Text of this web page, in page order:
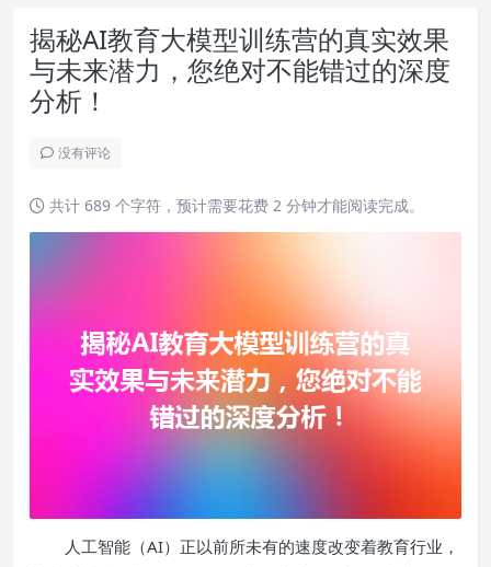
揭秘AI教育大模型训练营的真实效果
与未来潜力，您绝对不能错过的深度
分析！
没有评论
共计 689 个字符，预计需要花费 2 分钟才能阅读完成。
人工智能（AI）正以前所未有的速度改变着教育行业，